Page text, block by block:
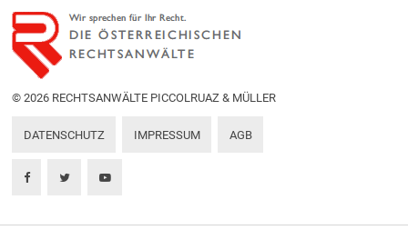
© 2026 RECHTSANWÄLTE PICCOLRUAZ & MÜLLER
DATENSCHUTZ IMPRESSUM AGB